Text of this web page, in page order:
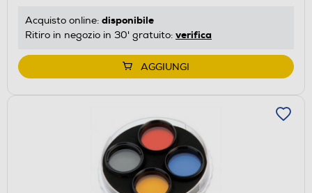
Acquisto online: disponibile
Ritiro in negozio in 30' gratuito: verifica
AGGIUNGI